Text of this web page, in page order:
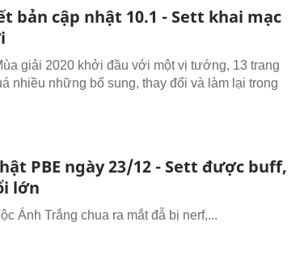
bản cập nhật 10.1 - Sett khai mạc
giải 2020 khởi đầu với một vị tướng, 13 trang
nhiều những bổ sung, thay đổi và làm lại trong
PBE ngày 23/12 - Sett được buff,
lớn
Ánh Trắng chua ra mắt đẫ bị nerf,...